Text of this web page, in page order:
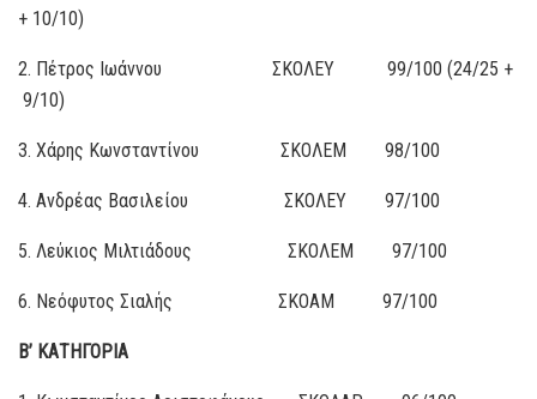
+ 10/10)
2. Πέτρος Ιωάννου ΣΚΟΛΕΥ
99/100 (24/25 +
9/10)
3. Χάρης Κωνσταντίνου ΣΚΟΛΕΜ 98/100
4. Ανδρέας Βασιλείου ΣΚΟΛΕΥ 97/100
5. Λεύκιος Μιλτιάδους ΣΚΟΛΕΜ 97/100
6. Νεόφυτος Σιαλής ΣΚΟΑΜ 97/100
Β’ ΚΑΤΗΓΟΡΙΑ